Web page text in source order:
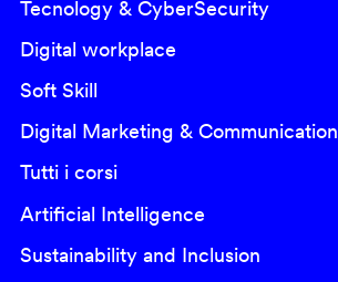
Tecnology & CyberSecurity
Digital workplace
Soft Skill
Digital Marketing & Communication
Tutti i corsi
Artificial Intelligence
Sustainability and Inclusion